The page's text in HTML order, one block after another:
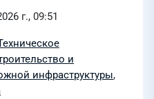
г., 09:51
и
инфраструктуры,